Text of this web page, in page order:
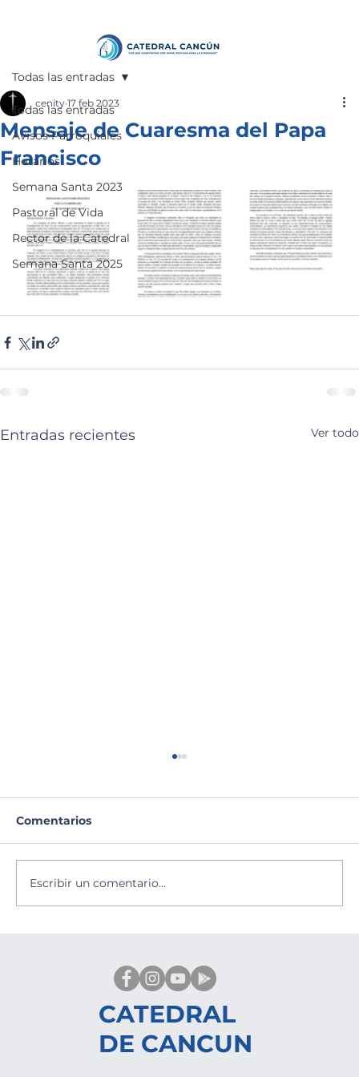
Todas las entradas
Avisos Parroquiales
Horarios
Semana Santa 2023
Pastoral de Vida
Rector de la Catedral
Semana Santa 2025
Todas las entradas
Mensaje de Cuaresma del Papa
Francisco
cenity 17 feb 2023
Entradas recientes Ver todo
Comentarios
Escribir un comentario...
CATEDRAL
DE CANCUN